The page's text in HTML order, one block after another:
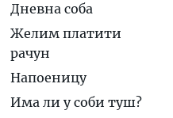
Днeвна сoба
Желим платити
рачун
Напоеницу
Има ли у соби туш?